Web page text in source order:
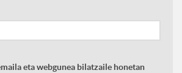
eta webgunea bilatzaile honetan